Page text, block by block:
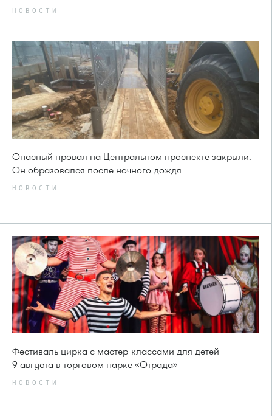
НОВОСТИ
Опасный провал на Центральном проспекте закрыли.
Он образовался после ночного дождя
НОВОСТИ
Фестиваль цирка с мастер-классами для детей —
9 августа в торговом парке «Отрада»
НОВОСТИ